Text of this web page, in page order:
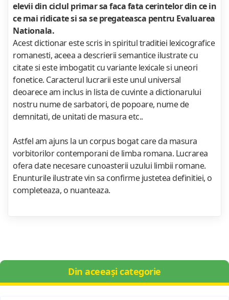
elevii din ciclul primar sa faca fata cerintelor din ce in
ce mai ridicate si sa se pregateasca pentru Evaluarea
Nationala.
Acest dictionar este scris in spiritul traditiei lexicografice
romanesti, aceea a descrierii semantice ilustrate cu
citate si este imbogatit cu variante lexicale si uneori
fonetice. Caracterul lucrarii este unul universal
deoarece am inclus in lista de cuvinte a dictionarului
nostru nume de sarbatori, de popoare, nume de
demnitati, de unitati de masura etc..
Astfel am ajuns la un corpus bogat care da masura
vorbitorilor contemporani de limba romana. Lucrarea
ofera date necesare cunoasterii uzului limbii romane.
Enunturile ilustrate vin sa confirme justetea definitiei, o
completeaza, o nuanteaza.
Din aceeași categorie